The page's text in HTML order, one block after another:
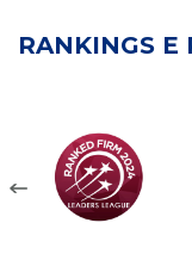
RANKINGS E